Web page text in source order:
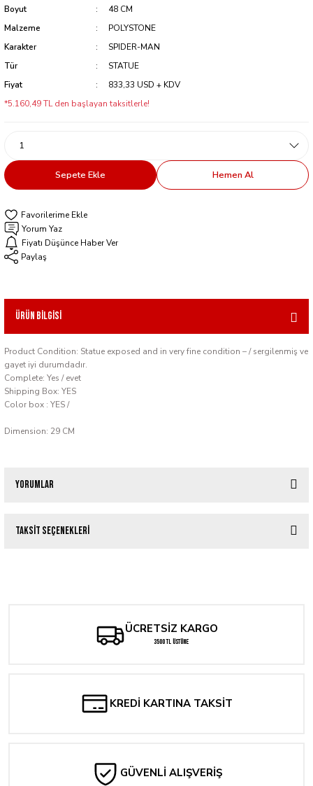
Boyut
48 CM
Malzeme
POLYSTONE
Karakter
SPIDER-MAN
Tür
STATUE
Fiyat
833,33 USD + KDV
*5.160,49 TL den başlayan taksitlerle!
Sepete Ekle Hemen Al
Yorum Yaz
Fiyatı Düşünce Haber Ver
Paylaş
Ürün Bilgisi
Product Condition: Statue exposed and in very fine condition – / sergilenmiş ve
gayet iyi durumdadır.
Complete: Yes / evet
Shipping Box: YES
Color box : YES /
Dimension: 29 CM
Yorumlar
Taksit Seçenekleri
ÜCRETSİZ KARGO
3500 TL ÜSTÜNE
KREDİ KARTINA TAKSİT
GÜVENLİ ALIŞVERİŞ